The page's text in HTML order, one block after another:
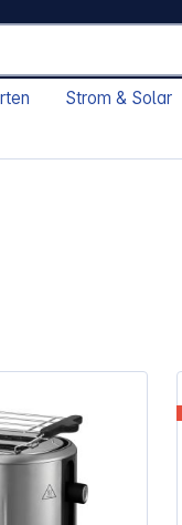
Strom & Solar